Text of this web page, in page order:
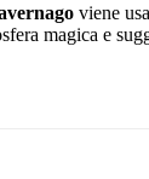
viene
magica e